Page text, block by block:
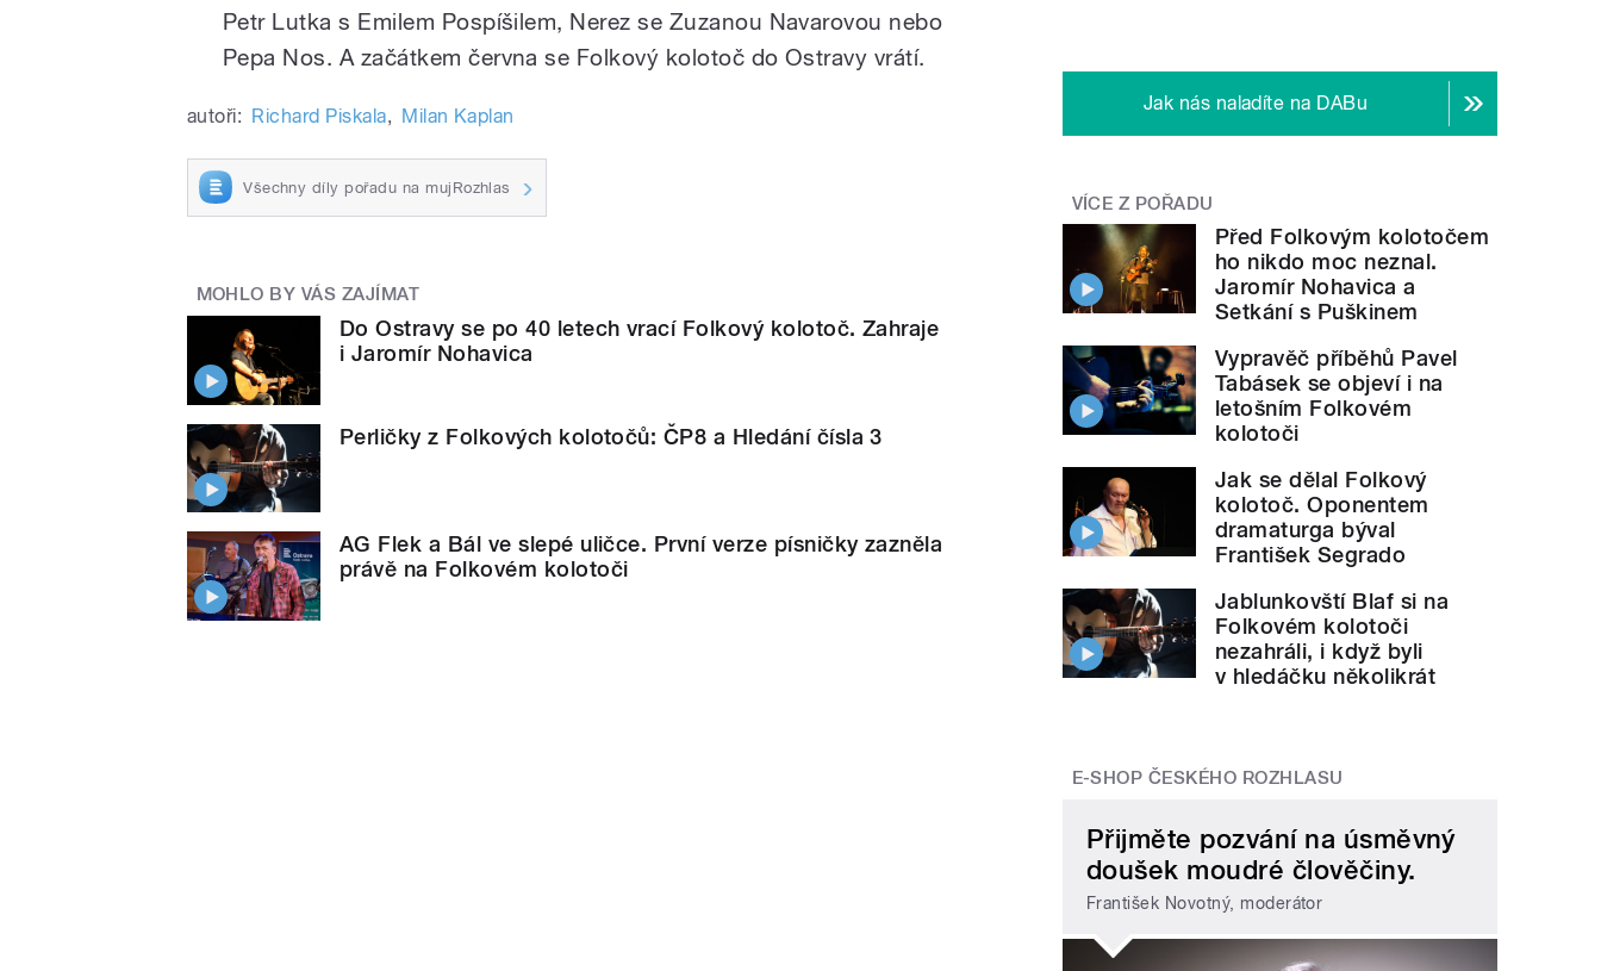
Petr Lutka s Emilem Pospíšilem, Nerez se Zuzanou Navarovou nebo
Pepa Nos. A začátkem června se Folkový kolotoč do Ostravy vrátí.
autoři: Richard Piskala, Milan Kaplan
Všechny díly pořadu na mujRozhlas
MOHLO BY VÁS ZAJÍMAT
Do Ostravy se po 40 letech vrací Folkový kolotoč. Zahraje
i Jaromír Nohavica
Perličky z Folkových kolotočů: ČP8 a Hledání čísla 3
AG Flek a Bál ve slepé uličce. První verze písničky zazněla
právě na Folkovém kolotoči
Jak nás naladíte na DABu
VÍCE Z POŘADU
Před Folkovým kolotočem
ho nikdo moc neznal.
Jaromír Nohavica a
Setkání s Puškinem
Vypravěč příběhů Pavel
Tabásek se objeví i na
letošním Folkovém
kolotoči
Jak se dělal Folkový
kolotoč. Oponentem
dramaturga býval
František Segrado
Jablunkovští Blaf si na
Folkovém kolotoči
nezahráli, i když byli
v hledáčku několikrát
E-SHOP ČESKÉHO ROZHLASU
Přijměte pozvání na úsměvný
doušek moudré člověčiny.
František Novotný, moderátor